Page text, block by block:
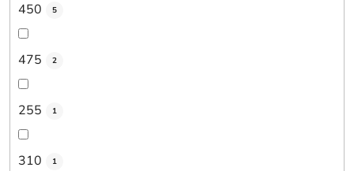
450 5
475 2
255 1
310 1